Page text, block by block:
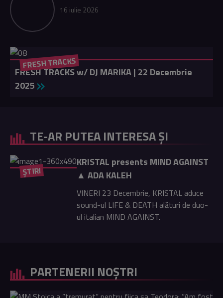
16 iulie 2026
FRESH TRACKS
FRESH TRACKS w/ DJ MARIKA | 22 Decembrie
2025
TE-AR PUTEA INTERESA ȘI
ȘTIRI
KRISTAL presents MIND AGAINST
▲ ADA KALEH
VINERI 23 Decembrie, KRISTAL aduce
sound-ul LIFE & DEATH alături de duo-
ul italian MIND AGAINST.
PARTENERII NOȘTRI